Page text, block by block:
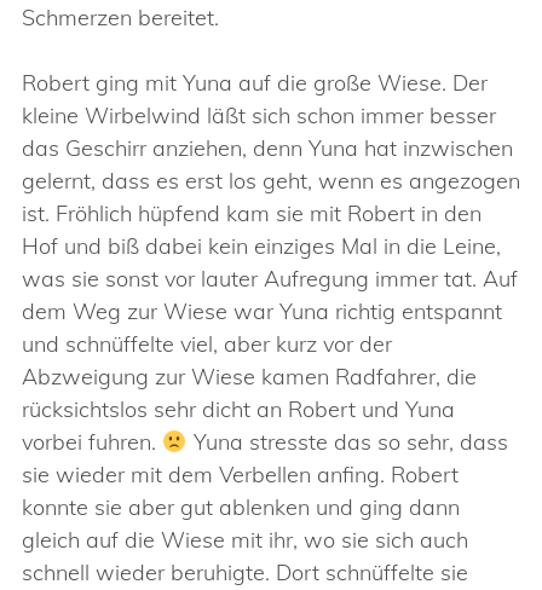
Schmerzen bereitet.
Robert ging mit Yuna auf die große Wiese. Der
kleine Wirbelwind läßt sich schon immer besser
das Geschirr anziehen, denn Yuna hat inzwischen
gelernt, dass es erst los geht, wenn es angezogen
ist. Fröhlich hüpfend kam sie mit Robert in den
Hof und biß dabei kein einziges Mal in die Leine,
was sie sonst vor lauter Aufregung immer tat. Auf
dem Weg zur Wiese war Yuna richtig entspannt
und schnüffelte viel, aber kurz vor der
Abzweigung zur Wiese kamen Radfahrer, die
rücksichtslos sehr dicht an Robert und Yuna
vorbei fuhren.
Yuna stresste das so sehr, dass
sie wieder mit dem Verbellen anfing. Robert
konnte sie aber gut ablenken und ging dann
gleich auf die Wiese mit ihr, wo sie sich auch
schnell wieder beruhigte. Dort schnüffelte sie